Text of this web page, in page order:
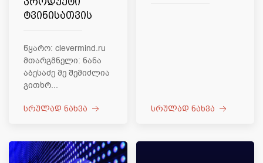
ტვინისათვის
წყარო: clevermind.ru
მთარგმნელი: ნანა
აბესაძე მე შემიძლია
გითხრ...
სრულად ნახვა სრულად ნახვა